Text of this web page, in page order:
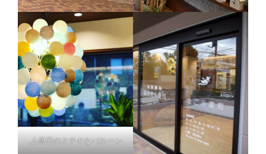
上高田のステキなバルーン